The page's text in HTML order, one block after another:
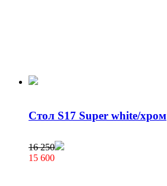
Стол S17 Super white/хром
16 250
15 600